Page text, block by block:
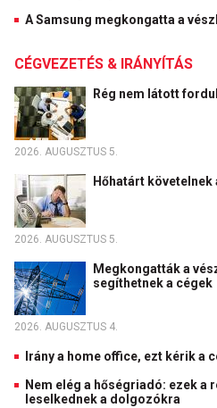
A Samsung megkongatta a
CÉGVEZETÉS & IRÁNYÍTÁS
Rég nem látott
2026. AUGUSZTUS 5.
Hőhatárt követelnek
2026. AUGUSZTUS 5.
Megkongatták a
segíthetnek a cégek
2026. AUGUSZTUS 4.
Irány a home office, ezt kérik a
Nem elég a hőségriadó: ezek a
leselkednek a dolgozókra